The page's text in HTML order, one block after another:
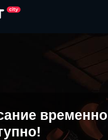
временно